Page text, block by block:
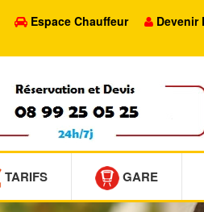
Espace Chauffeur Devenir
TARIFS GARE